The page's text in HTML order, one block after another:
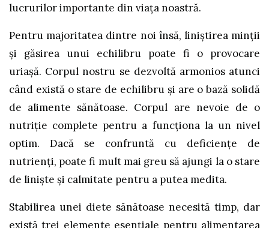
lucrurilor importante din viața noastră.
Pentru majoritatea dintre noi însă, liniștirea minții
și găsirea unui echilibru poate fi o provocare
uriașă. Corpul nostru se dezvoltă armonios atunci
când există o stare de echilibru și are o bază solidă
de alimente sănătoase. Corpul are nevoie de o
nutriție complete pentru a funcționa la un nivel
optim. Dacă se confruntă cu deficiențe de
nutrienți, poate fi mult mai greu să ajungi la o stare
de liniște și calmitate pentru a putea medita.
Stabilirea unei diete sănătoase necesită timp, dar
există trei elemente esențiale pentru alimentarea